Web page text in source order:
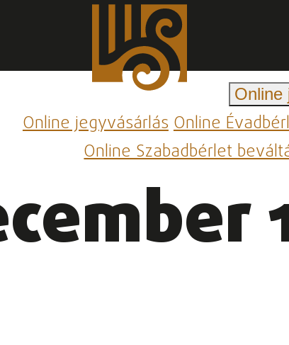
Online
Online jegyvásárlásOnline
Online Szabadbérlet